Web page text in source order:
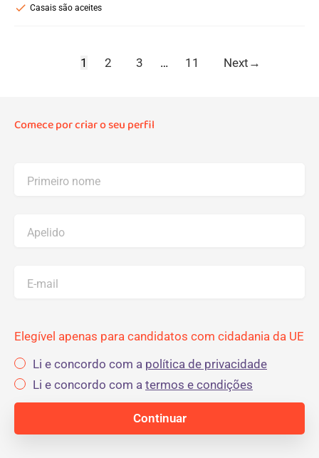
Casais são aceites
check
1 2 3 … 11 Next →
Comece por criar o seu perfil
Primeiro nome
Apelido
E-mail
Elegível apenas para candidatos com cidadania da UE
Li e concordo com a política de privacidade
Li e concordo com a termos e condições